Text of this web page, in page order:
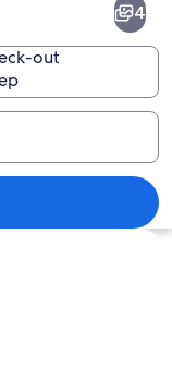
con la palabra
4
out